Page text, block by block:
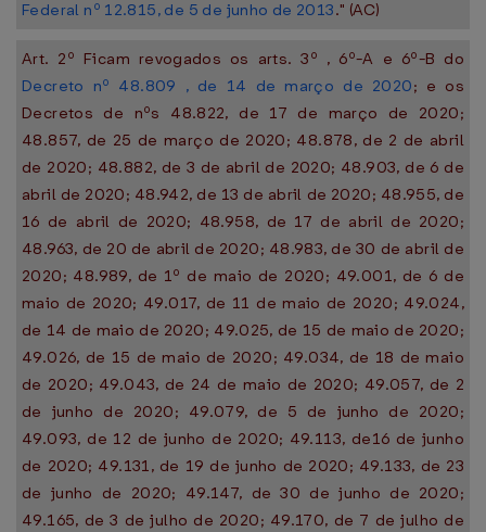
Federal nº 12.815, de 5 de junho de 2013." (AC)
Art. 2º Ficam revogados os arts. 3º , 6º-A e 6º-B do
Decreto nº 48.809 , de 14 de março de 2020; e os
Decretos de nºs 48.822, de 17 de março de 2020;
48.857, de 25 de março de 2020; 48.878, de 2 de abril
de 2020; 48.882, de 3 de abril de 2020; 48.903, de 6 de
abril de 2020; 48.942, de 13 de abril de 2020; 48.955, de
16 de abril de 2020; 48.958, de 17 de abril de 2020;
48.963, de 20 de abril de 2020; 48.983, de 30 de abril de
2020; 48.989, de 1º de maio de 2020; 49.001, de 6 de
maio de 2020; 49.017, de 11 de maio de 2020; 49.024,
de 14 de maio de 2020; 49.025, de 15 de maio de 2020;
49.026, de 15 de maio de 2020; 49.034, de 18 de maio
de 2020; 49.043, de 24 de maio de 2020; 49.057, de 2
de junho de 2020; 49.079, de 5 de junho de 2020;
49.093, de 12 de junho de 2020; 49.113, de16 de junho
de 2020; 49.131, de 19 de junho de 2020; 49.133, de 23
de junho de 2020; 49.147, de 30 de junho de 2020;
49.165, de 3 de julho de 2020; 49.170, de 7 de julho de